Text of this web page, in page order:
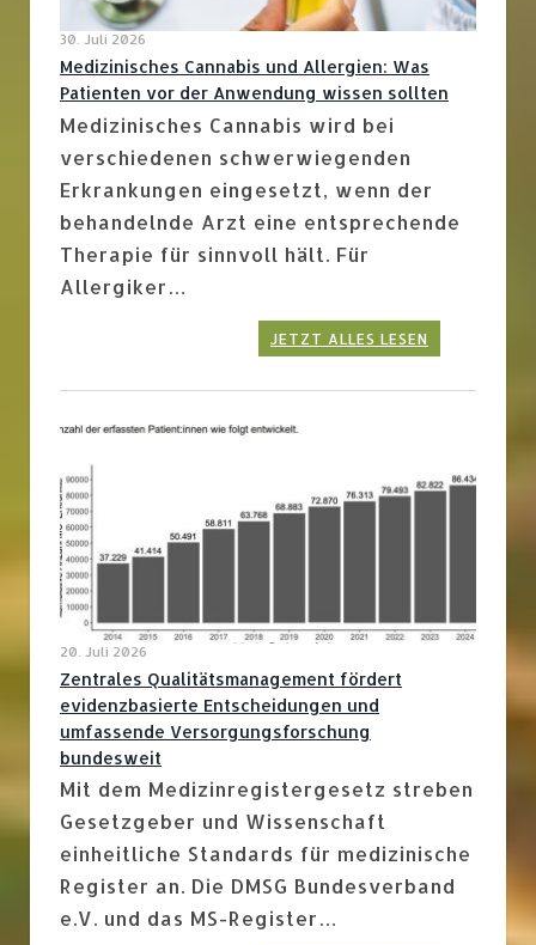
30. Juli 2026
Medizinisches Cannabis und Allergien: Was
Patienten vor der Anwendung wissen sollten
Medizinisches Cannabis wird bei
verschiedenen schwerwiegenden
Erkrankungen eingesetzt, wenn der
behandelnde Arzt eine entsprechende
Therapie für sinnvoll hält. Für
Allergiker…
JETZT ALLES LESEN
20. Juli 2026
Zentrales Qualitätsmanagement fördert
evidenzbasierte Entscheidungen und
umfassende Versorgungsforschung
bundesweit
Mit dem Medizinregistergesetz streben
Gesetzgeber und Wissenschaft
einheitliche Standards für medizinische
Register an. Die DMSG Bundesverband
e.V. und das MS-Register…